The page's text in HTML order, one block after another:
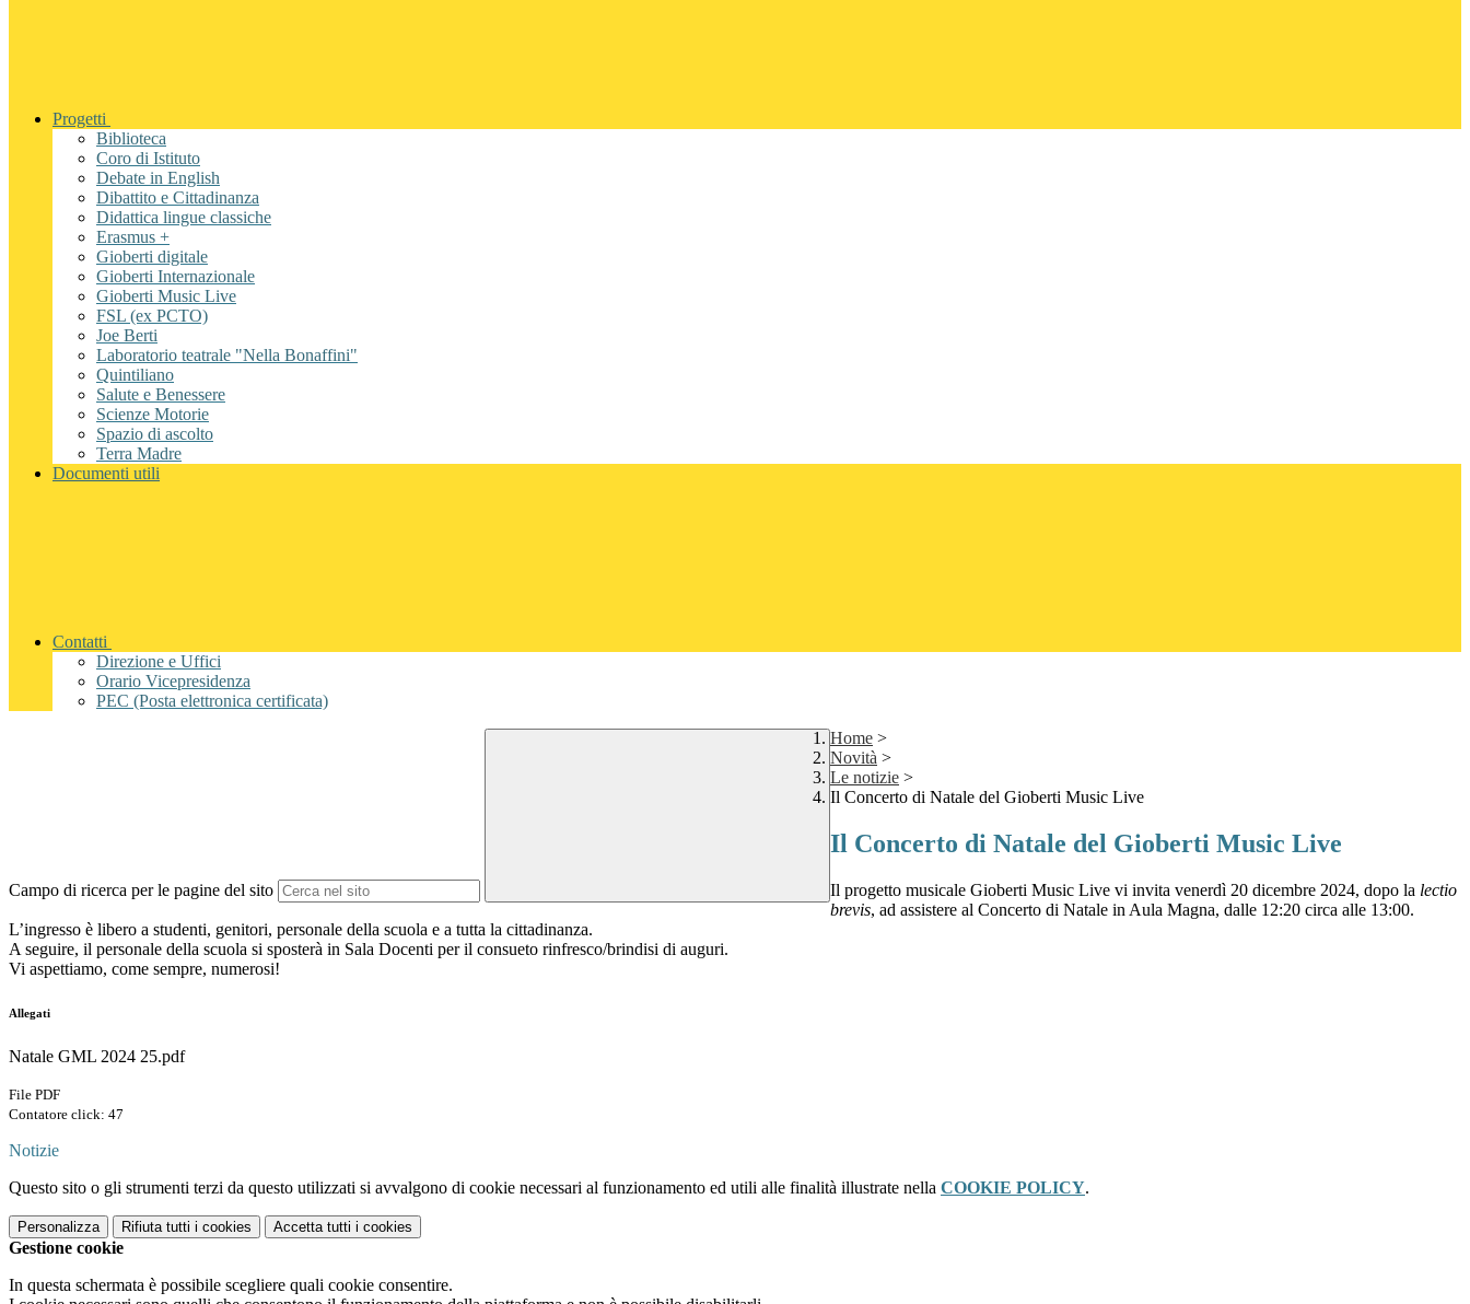
Progetti
Biblioteca
Coro di Istituto
Debate in English
Dibattito e Cittadinanza
Didattica lingue classiche
Erasmus +
Gioberti digitale
Gioberti Internazionale
Gioberti Music Live
FSL (ex PCTO)
Joe Berti
Laboratorio teatrale "Nella Bonaffini"
Quintiliano
Salute e Benessere
Scienze Motorie
Spazio di ascolto
Terra Madre
Documenti utili
Contatti
Direzione e Uffici
Orario Vicepresidenza
PEC (Posta elettronica certificata)
Campo di ricerca per le pagine del sito
Home >
Novità >
Le notizie >
Il Concerto di Natale del Gioberti Music Live
Il Concerto di Natale del Gioberti Music Live
Il progetto musicale Gioberti Music Live vi invita venerdì 20 dicembre 2024, dopo la lectio
brevis, ad assistere al Concerto di Natale in Aula Magna, dalle 12:20 circa alle 13:00.
L’ingresso è libero a studenti, genitori, personale della scuola e a tutta la cittadinanza.
A seguire, il personale della scuola si sposterà in Sala Docenti per il consueto rinfresco/brindisi di auguri.
Vi aspettiamo, come sempre, numerosi!
Allegati
Natale GML 2024 25.pdf
File PDF
Contatore click: 47
Notizie
Questo sito o gli strumenti terzi da questo utilizzati si avvalgono di cookie necessari al funzionamento ed utili alle finalità illustrate nella COOKIE POLICY.
Personalizza Rifiuta tutti i cookies Accetta tutti i cookies
Gestione cookie
In questa schermata è possibile scegliere quali cookie consentire.